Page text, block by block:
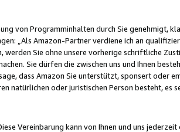
von Programminhalten durch Sie genehmigt,
„Als Amazon-Partner verdiene ich an
werden Sie ohne unsere vorherige schriftliche
Sie dürfen die zwischen uns und Ihnen
dass Amazon Sie unterstützt, sponsert oder
natürlichen oder juristischen Person besteht, es
Vereinbarung kann von Ihnen und uns